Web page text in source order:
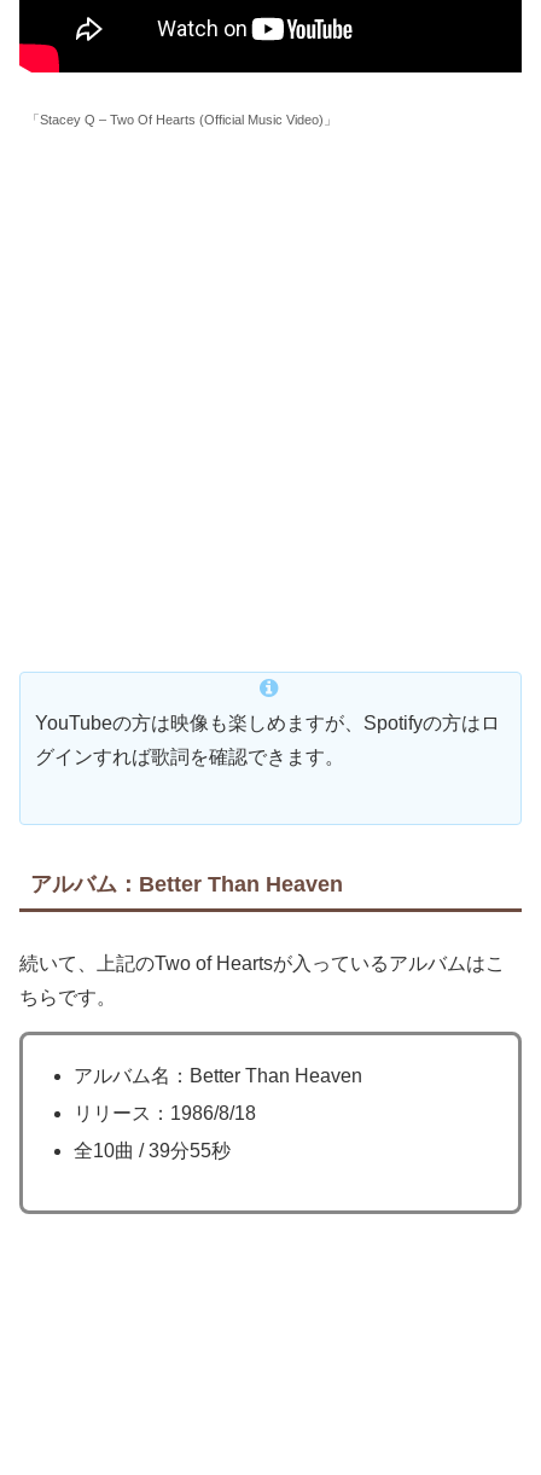
「Stacey Q – Two Of Hearts (Official Music Video)」
YouTubeの方は映像も楽しめますが、Spotifyの方はロ
グインすれば歌詞を確認できます。
アルバム：Better Than Heaven
続いて、上記のTwo of Heartsが入っているアルバムはこ
ちらです。
アルバム名：Better Than Heaven
リリース：1986/8/18
全10曲 / 39分55秒